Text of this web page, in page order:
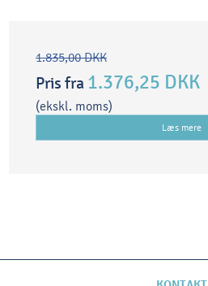
1.835,00 DKK
Pris fra 1.376,25 DKK
(ekskl. moms)
Læs mere